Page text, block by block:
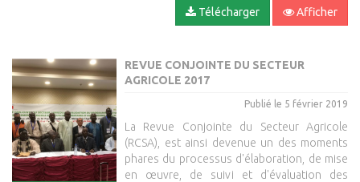
Télécharger
Afficher
REVUE CONJOINTE DU SECTEUR
AGRICOLE 2017
Publié le 5 février 2019
La Revue Conjointe du Secteur Agricole
(RCSA), est ainsi devenue un des moments
phares du processus d'élaboration, de mise
en œuvre, de suivi et d'évaluation des